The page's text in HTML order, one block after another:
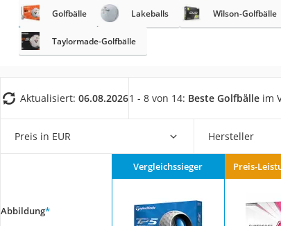
Koffer
Service
Golfbälle Lakeballs Wilson-Golfbälle
Taylormade-Golfbälle
Aktualisiert: 06.08.20261 - 8 von 14: Beste Golfbälle im
Preis in EUR Hersteller
Abbildung*
Vergleichssieger Preis-